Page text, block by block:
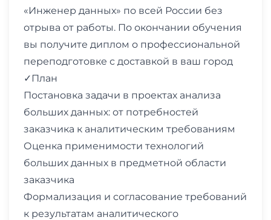
«Инженер данных» по всей России без
отрыва от работы. По окончании обучения
вы получите диплом о профессиональной
переподготовке с доставкой в ваш город
✓План
Постановка задачи в проектах анализа
больших данных: от потребностей
заказчика к аналитическим требованиям
Оценка применимости технологий
больших данных в предметной области
заказчика
Формализация и согласование требований
к результатам аналитического